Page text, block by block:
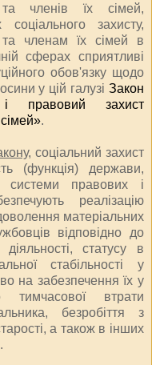
та членів їх сімей,
захисту,
та членам їх сімей в
сферах сприятливі
обов'язку щодо
у цій галузі Закон
правовий захист
.
, соціальний захист
(функція) держави,
системи правових і
реалізацію
матеріальних
відповідно до
статусу в
стабільності у
на забезпечення їх у
тимчасової втрати
безробіття з
а також в інших